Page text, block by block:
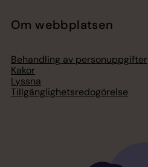
Om webbplatsen
Behandling av personuppgifter
Kakor
Lyssna
Tillgänglighetsredogörelse